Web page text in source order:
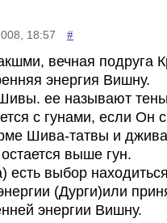
18:57 #
вечная подруга
энергия Вишну.
ее называют
с гунами, если Он
Шива-татвы и
выше гун.
есть выбор
(Дурги)или
энергии Вишну.